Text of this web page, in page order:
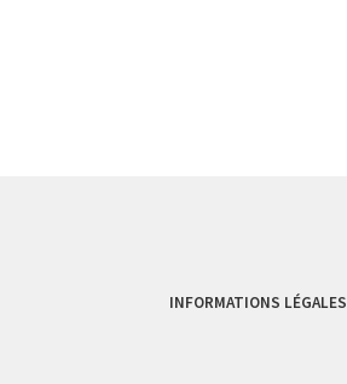
INFORMATIONS LÉGALES